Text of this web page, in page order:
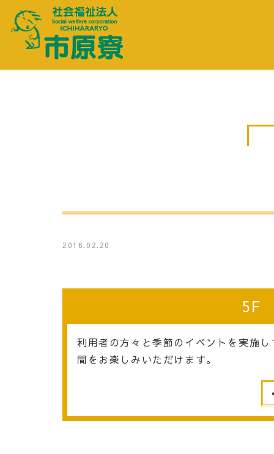
2016.02.20
5F
利用者の方々と季節のイベントを実施
間をお楽しみいただけます。